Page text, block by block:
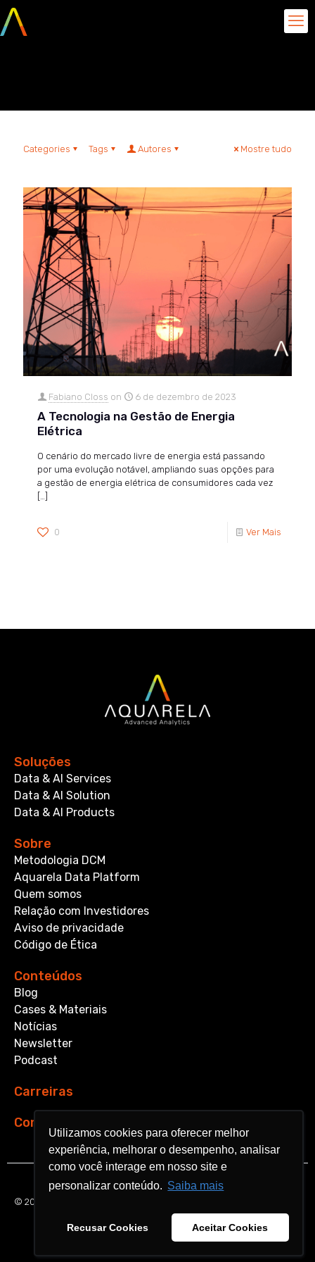
Utilizamos cookies para oferecer melhor
experiência, melhorar o desempenho, analisar
como você interage em nosso site e
personalizar conteúdo. Saiba mais
Recusar Cookies Aceitar Cookies
Utilizamos cookies para oferecer melhor
experiência, melhorar o desempenho, analisar
como você interage em nosso site e
personalizar conteúdo. Saiba mais
Recusar Cookies Aceitar Cookies
Categories Tags Autores Mostre tudo
Fabiano Closs on 6 de dezembro de 2023
A Tecnologia na Gestão de Energia
Elétrica
O cenário do mercado livre de energia está passando
por uma evolução notável, ampliando suas opções para
a gestão de energia elétrica de consumidores cada vez
0 Ver Mais
Soluções
Data & AI Services
Data & AI Solution
Data & AI Products
Sobre
Metodologia DCM
Aquarela Data Platform
Quem somos
Relação com Investidores
Aviso de privacidade
Código de Ética
Conteúdos
Blog
Cases & Materiais
Notícias
Newsletter
Podcast
Carreiras
Contato
© 2026 Aquarela Analytics. All rights reserved.